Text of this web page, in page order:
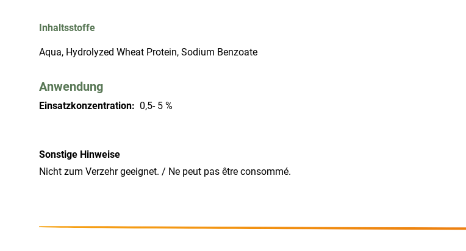
Inhaltsstoffe
Aqua, Hydrolyzed Wheat Protein, Sodium Benzoate
Anwendung
Einsatzkonzentration: 0,5- 5 %
Sonstige Hinweise
Nicht zum Verzehr geeignet. / Ne peut pas être consommé.